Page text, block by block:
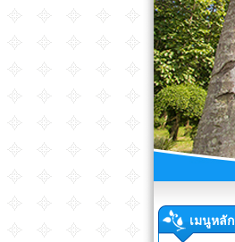
เมนูหลัก